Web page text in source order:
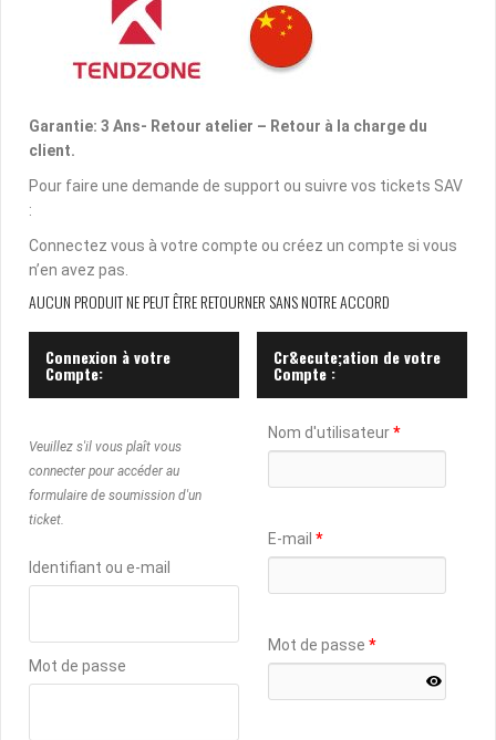
Garantie: 3 Ans- Retour atelier – Retour à la charge du
client.
Pour faire une demande de support ou suivre vos tickets SAV
:
Connectez vous à votre compte ou créez un compte si vous
n’en avez pas.
AUCUN PRODUIT NE PEUT ÊTRE RETOURNER SANS NOTRE ACCORD
Connexion à votre
Compte:
Veuillez s'il vous plaît vous
connecter pour accéder au
formulaire de soumission d'un
ticket.
Identifiant ou e-mail
Mot de passe
Cr&ecute;ation de votre
Compte :
Nom d'utilisateur*
E-mail *
Mot de passe *